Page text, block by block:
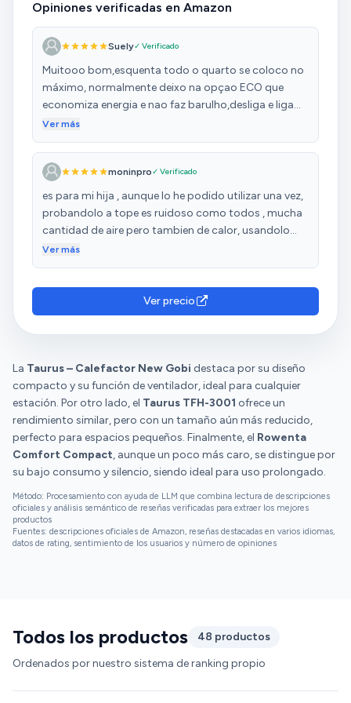
Opiniones verificadas en Amazon
Suely✓ Verificado
Muitooo bom,esquenta todo o quarto se coloco no
máximo, normalmente deixo na opçao ECO que
economiza energia e nao faz barulho,desliga e liga
sozinho depois de um tempo,se manter acima da
Ver más
moninpro✓ Verificado
es para mi hija , aunque lo he podido utilizar una vez,
probandolo a tope es ruidoso como todos , mucha
cantidad de aire pero tambien de calor, usandolo
como toca dejando " el termostato " o selector se
cuarto de baño , no he tenido ningun olor habitual en
estos aparatos aunque es mas grande que otros
siempre hay un lugar donde guardarlo , se siente un
Ver más
Ver precio
La Taurus – Calefactor New Gobi destaca por su diseño
compacto y su función de ventilador, ideal para cualquier
estación. Por otro lado, el Taurus TFH-3001 ofrece un
rendimiento similar, pero con un tamaño aún más reducido,
perfecto para espacios pequeños. Finalmente, el Rowenta
Comfort Compact, aunque un poco más caro, se distingue por
su bajo consumo y silencio, siendo ideal para uso prolongado.
Método: Procesamiento con ayuda de LLM que combina lectura de descripciones
oficiales y análisis semántico de reseñas verificadas para extraer los mejores
productos
Fuentes: descripciones oficiales de Amazon, reseñas destacadas en varios idiomas,
datos de rating, sentimiento de los usuarios y número de opiniones
Todos los productos
48 productos
Ordenados por nuestro sistema de ranking propio